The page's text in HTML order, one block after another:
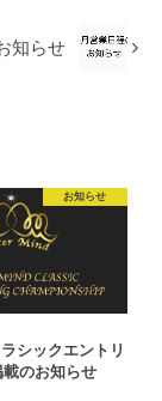
知らせ
お知らせ
シックエントリ
のお知らせ